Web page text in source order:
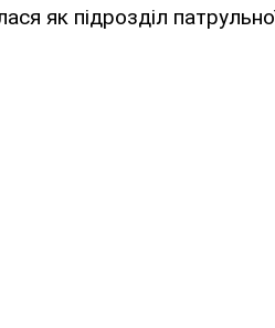
як підрозділ патрульної